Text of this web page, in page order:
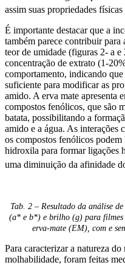
assim suas propriedades
É importante destacar que a
também parece contribuir para
teor de umidade (figuras 2- a e
concentração de extrato (1-
comportamento, indicando
suficiente para modificar as
amido. A erva mate apresenta
compostos fenólicos, que são
batata, possibilitando a
amido e a água. As interações
os compostos fenólicos
hidroxila para formar ligações
uma diminuição da afinidade
Tab. 2 – Resultado da análise
(a* e b*) e brilho (g) para filmes
erva-mate (EM), com e
Para caracterizar a natureza
molhabilidade, foram feitas